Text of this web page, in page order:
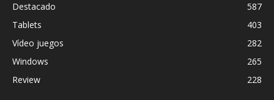
Destacado
587
Tablets
403
Vídeo juegos
282
Windows
265
Review
228